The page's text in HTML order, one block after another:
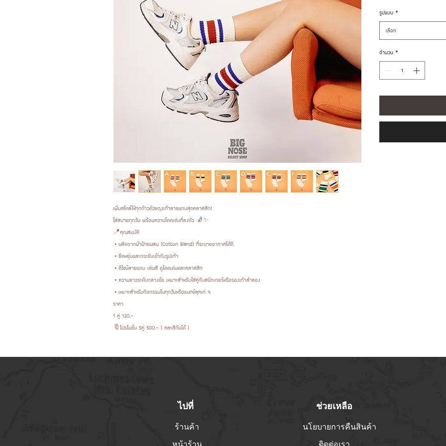
เพิ่มสไตล์ให้ทุกก้าวด้วยถุงเท้าลายแถบสุดคลาสสิก!
ใส่สบายทุกวัน พร้อมความโดดเด่นที่ลงตัว 🧦✨
📍คุณสมบัติ
• ผลิตจากผ้าฝ้ายผสม (Cotton Blend) ที่ระบายอากาศได้ดี
• ยืดหยุ่นและกระชับเข้ากับรูปเท้า
• ดีไซน์ลายแถบ เล่นสี ดูโดดเด่นและคลาสสิก
• ความยาวระดับกลางข้อ เหมาะสำหรับใส่คู่กับสนีกเกอร์หรือรองเท้าลำลอง
• เหมาะสำหรับกิจกรรมในทุกวันหรือแมทช์ลุคเท่ ๆ
ราคา
1 คู่ 120.-
🔖โปรโมชั่น 5คู่ 500.- ( คละสีกันได้ )
รูปแบบ *
เลือก
จำนวน *
ไปที่
ร้านค้า
หน้าร้าน
ช่วยเหลือ
นโยบายการคืนสินค้า
ติดต่อเรา